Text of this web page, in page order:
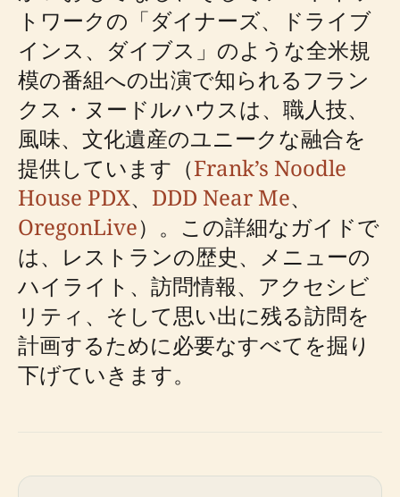
トワークの「ダイナーズ、ドライブ
インス、ダイブス」のような全米規
模の番組への出演で知られるフラン
クス・ヌードルハウスは、職人技、
風味、文化遺産のユニークな融合を
提供しています（Frank’s Noodle
House PDX、 DDD Near Me、
OregonLive）。この詳細なガイドで
は、レストランの歴史、メニューの
ハイライト、訪問情報、アクセシビ
リティ、そして思い出に残る訪問を
計画するために必要なすべてを掘り
下げていきます。